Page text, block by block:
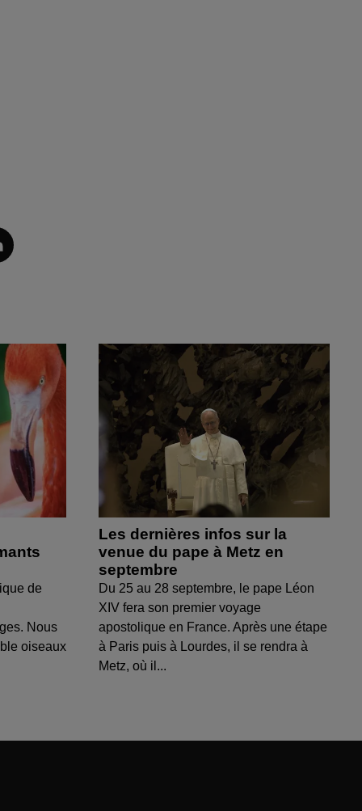
de
Nous
oiseaux
Les dernières infos sur la
venue du pape à Metz en
septembre
Du 25 au 28 septembre, le pape Léon
XIV fera son premier voyage
apostolique en France. Après une étape
à Paris puis à Lourdes, il se rendra à
Metz, où il...